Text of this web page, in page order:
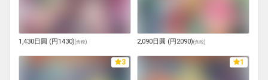
1,430日圓 (円1430)(含稅) 2,090日圓 (円2090)(含稅)
3 1